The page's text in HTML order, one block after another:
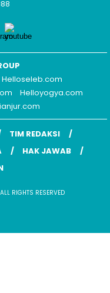
Helloseleb.com
Helloyogya.com
TIM REDAKSI
HAK JAWAB
RIGHTS RESERVED